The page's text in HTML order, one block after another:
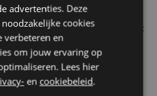
na ziekenhuisbezoek:
stoppen"
advertenties. Deze
cookies
verbeteren en
om jouw ervaring op
Lees hier
en cookiebeleid.